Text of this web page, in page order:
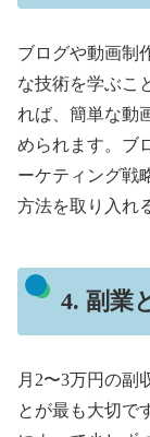
ブログや動画制
な技術を学ぶこ
れば、簡単な動
められます。ブ
ーケティング戦
方法を取り入れ
4. 副業
月2〜3万円の副
とが最も大切で